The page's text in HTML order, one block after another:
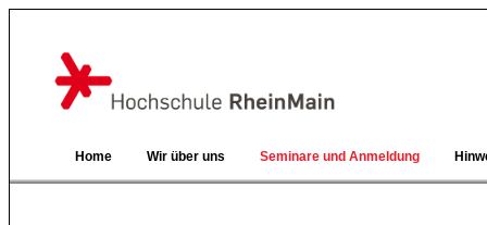
Home Wir über uns Seminare und Anmeldung